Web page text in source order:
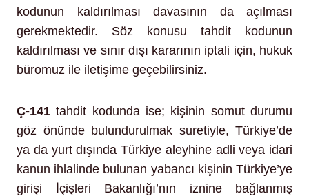
kodunun kaldırılması davasının da açılması
gerekmektedir. Söz konusu tahdit kodunun
kaldırılması ve sınır dışı kararının iptali için, hukuk
büromuz ile iletişime geçebilirsiniz.
Ç-141tahdit kodunda ise; kişinin somut durumu
göz önünde bulundurulmak suretiyle, Türkiye’de
ya da yurt dışında Türkiye aleyhine adli veya idari
kanun ihlalinde bulunan yabancı kişinin Türkiye’ye
girişi İçişleri Bakanlığı’nın iznine bağlanmış